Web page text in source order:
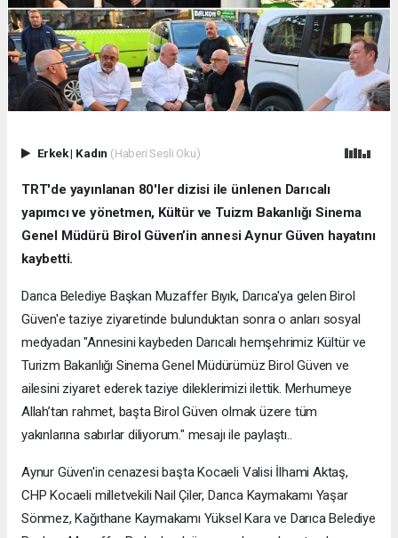
Erkek| Kadın (Haberi Sesli Oku)
TRT'de yayınlanan 80'ler dizisi ile ünlenen Darıcalı
yapımcı ve yönetmen, Kültür ve Tuizm Bakanlığı Sinema
Genel Müdürü Birol Güven’in annesi Aynur Güven hayatını
kaybetti.
Darıca Belediye Başkan Muzaffer Bıyık, Darıca'ya gelen Birol
Güven'e taziye ziyaretinde bulunduktan sonra o anları sosyal
medyadan "Annesini kaybeden Darıcalı hemşehrimiz Kültür ve
Turizm Bakanlığı Sinema Genel Müdürümüz Birol Güven ve
ailesini ziyaret ederek taziye dileklerimizi ilettik. Merhumeye
Allah’tan rahmet, başta Birol Güven olmak üzere tüm
yakınlarına sabırlar diliyorum." mesajı ile paylaştı..
Aynur Güven'in cenazesi başta Kocaeli Valisi İlhami Aktaş,
CHP Kocaeli milletvekili Nail Çiler, Darıca Kaymakamı Yaşar
Sönmez, Kağıthane Kaymakamı Yüksel Kara ve Darıca Belediye